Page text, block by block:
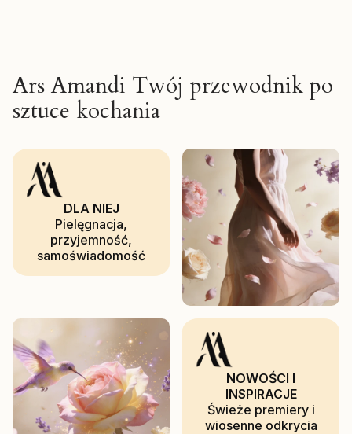
Ars Amandi Twój przewodnik po
sztuce kochania
DLA NIEJ
Pielęgnacja,
przyjemność,
samoświadomość
NOWOŚCI I
INSPIRACJE
Świeże premiery i
wiosenne odkrycia